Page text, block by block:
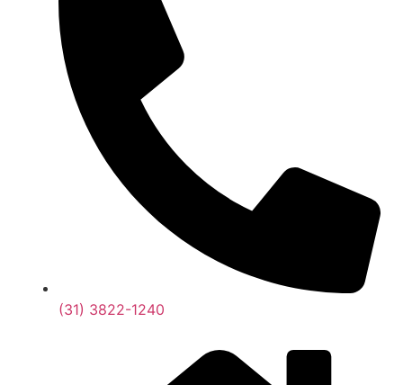
(31) 3822-1240